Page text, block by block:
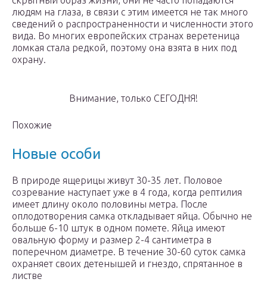
людям на глаза, в связи с этим имеется не так много
сведений о распространенности и численности этого
вида. Во многих европейских странах веретеница
ломкая стала редкой, поэтому она взята в них под
охрану.
Внимание, только СЕГОДНЯ!
Похожие
Новые особи
В природе ящерицы живут 30-35 лет. Половое
созревание наступает уже в 4 года, когда рептилия
имеет длину около половины метра. После
оплодотворения самка откладывает яйца. Обычно не
больше 6-10 штук в одном помете. Яйца имеют
овальную форму и размер 2-4 сантиметра в
поперечном диаметре. В течение 30-60 суток самка
охраняет своих детенышей и гнездо, спрятанное в
листве